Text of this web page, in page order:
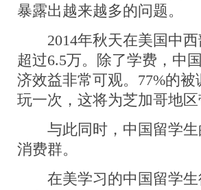
暴露出越来越多的问题。
2014年秋天在美国中西
超过6.5万。除了学费，中
济效益非常可观。77%的
玩一次，这将为芝加哥地
与此同时，中国留学生
消费群。
在美学习的中国留学生